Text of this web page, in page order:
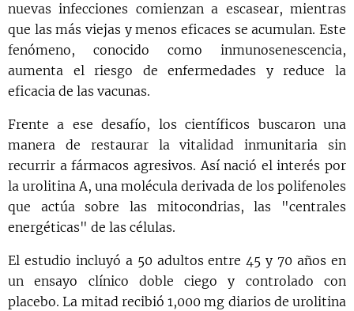
nuevas infecciones comienzan a escasear, mientras
que las más viejas y menos eficaces se acumulan. Este
fenómeno, conocido como inmunosenescencia,
aumenta el riesgo de enfermedades y reduce la
eficacia de las vacunas.
Frente a ese desafío, los científicos buscaron una
manera de restaurar la vitalidad inmunitaria sin
recurrir a fármacos agresivos. Así nació el interés por
la urolitina A, una molécula derivada de los polifenoles
que actúa sobre las mitocondrias, las "centrales
energéticas" de las células.
El estudio incluyó a 50 adultos entre 45 y 70 años en
un ensayo clínico doble ciego y controlado con
placebo. La mitad recibió 1,000 mg diarios de urolitina